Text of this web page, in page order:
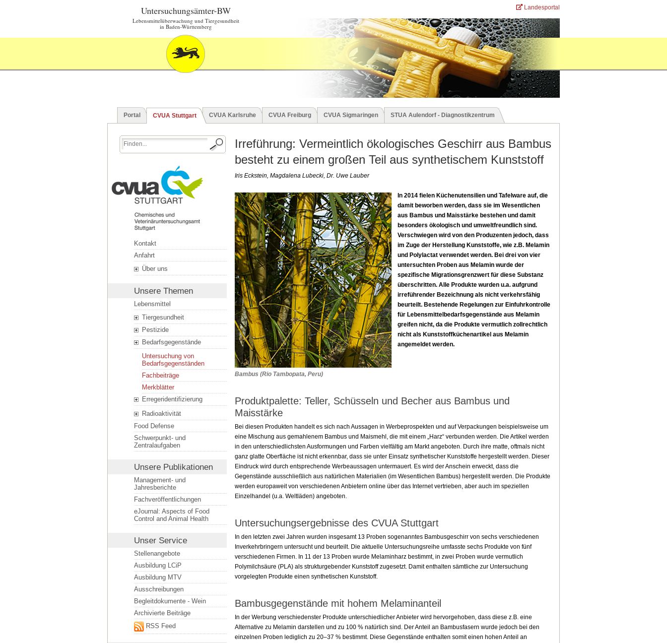
Untersuchungsämter-BW Landesportal
Lebensmittelüberwachung und Tiergesundheit
in Baden-Württemberg
Portal CVUA Stuttgart CVUA Karlsruhe CVUA Freiburg CVUA Sigmaringen STUA Aulendorf - Diagnostikzentrum
Kontakt
Anfahrt
Über uns
Unsere Themen
Lebensmittel
Tiergesundheit
Pestizide
Bedarfsgegenstände
Untersuchung von
Bedarfsgegenständen
Fachbeiträge
Merkblätter
Erregeridentifizierung
Radioaktivität
Food Defense
Schwerpunkt- und
Zentralaufgaben
Unsere Publikationen
Management- und
Jahresberichte
Fachveröffentlichungen
eJournal: Aspects of Food
Control and Animal Health
Unser Service
Stellenangebote
Ausbildung LCiP
Ausbildung MTV
Ausschreibungen
Begleitdokumente - Wein
Archivierte Beiträge
RSS Feed
Irreführung: Vermeintlich ökologisches Geschirr aus Bambus
besteht zu einem großen Teil aus synthetischem Kunststoff
Iris Eckstein, Magdalena Lubecki, Dr. Uwe Lauber
In 2014 fielen Küchenutensilien und Tafelware auf, die
damit beworben werden, dass sie im Wesentlichen
aus Bambus und Maisstärke bestehen und damit
besonders ökologisch und umweltfreundlich sind.
Verschwiegen wird von den Produzenten jedoch, dass
im Zuge der Herstellung Kunststoffe, wie z.B. Melamin
und Polylactat verwendet werden. Bei drei von vier
untersuchten Proben aus Melamin wurde der
spezifische Migrationsgrenzwert für diese Substanz
überschritten. Alle Produkte wurden u.a. aufgrund
irreführender Bezeichnung als nicht verkehrsfähig
beurteilt. Bestehende Regelungen zur Einfuhrkontrolle
für Lebensmittelbedarfsgegenstände aus Melamin
greifen nicht, da die Produkte vermutlich zollrechtlich
nicht als Kunststoffküchenartikel aus Melamin
angemeldet werden.
Bambus (Rio Tambopata, Peru)
Produktpalette: Teller, Schüsseln und Becher aus Bambus und
Maisstärke
Bei diesen Produkten handelt es sich nach Aussagen in Werbeprospekten und auf Verpackungen beispielsweise um
eine Mischung aus gemahlenem Bambus und Maismehl, die mit einem „Harz“ verbunden werden. Die Artikel werden
in den unterschiedlichsten Ausformungen und Farben vielfältig am Markt angeboten. Durch ihre matte, oftmals nicht
ganz glatte Oberfläche ist nicht erkennbar, dass sie unter Einsatz synthetischer Kunststoffe hergestellt werden. Dieser
Eindruck wird durch entsprechende Werbeaussagen untermauert. Es wird der Anschein erweckt, dass die
Gegenstände ausschließlich aus natürlichen Materialien (im Wesentlichen Bambus) hergestellt werden. Die Produkte
werden europaweit von verschiedenen Anbietern online über das Internet vertrieben, aber auch im speziellen
Einzelhandel (u.a. Weltläden) angeboten.
Untersuchungsergebnisse des CVUA Stuttgart
In den letzten zwei Jahren wurden insgesamt 13 Proben sogenanntes Bambusgeschirr von sechs verschiedenen
Inverkehrbringern untersucht und beurteilt. Die aktuelle Untersuchungsreihe umfasste sechs Produkte von fünf
verschiedenen Firmen. In 11 der 13 Proben wurde Melaminharz bestimmt, in zwei Proben wurde vermutlich
Polymilchsäure (PLA) als strukturgebender Kunststoff zugesetzt. Damit enthalten sämtliche zur Untersuchung
vorgelegten Produkte einen synthetischen Kunststoff.
Bambusgegenstände mit hohem Melaminanteil
In der Werbung verschiedenster Produkte unterschiedlicher Anbieter wird hervorgehoben, dass diese z.B. eine
Alternative zu Melamin darstellen und zu 100 % natürlich sind. Der Anteil an Bambusfasern wurde jedoch bei den
einzelnen Proben lediglich zu 20–37 % bestimmt. Diese Gegenstände enthalten somit einen hohen Anteil an